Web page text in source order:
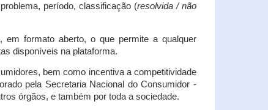
período, classificação (resolvida / não
formato aberto, o que permite a qualquer
disponíveis na plataforma.
bem como incentiva a competitividade
pela Secretaria Nacional do Consumidor -
órgãos, e também por toda a sociedade.